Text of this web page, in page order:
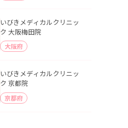
いびきメディカルクリニッ
ク 大阪梅田院
大阪府
いびきメディカルクリニッ
ク 京都院
京都府